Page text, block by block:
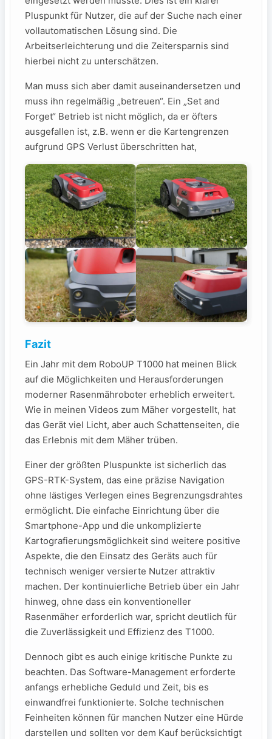
Pluspunkt für Nutzer, die auf ⁣der Suche nach einer
vollautomatischen Lösung sind. Die
Arbeitserleichterung und die Zeitersparnis sind
hierbei nicht zu unterschätzen.
Man muss sich aber damit auseinandersetzen und
muss ihn regelmäßig „betreuen“. Ein „Set and
Forget“ Betrieb ist nicht möglich, da er öfters
ausgefallen ist, z.B. wenn er die Kartengrenzen
aufgrund GPS Verlust überschritten hat,
Fazit
Ein Jahr mit dem ‌RoboUP T1000⁢ hat​ meinen Blick
auf die Möglichkeiten und Herausforderungen
moderner Rasenmähroboter‍ erheblich​ erweitert.
Wie in meinen Videos zum Mäher vorgestellt, hat
das Gerät viel Licht, aber auch Schattenseiten, die
das Erlebnis mit dem Mäher trüben.
Einer der⁤ größten Pluspunkte ist sicherlich das
GPS-RTK-System, das eine präzise Navigation
ohne lästiges Verlegen eines Begrenzungsdrahtes
‍ermöglicht. Die einfache Einrichtung über die
Smartphone-App und die unkomplizierte
Kartografierungsmöglichkeit sind weitere positive
Aspekte, die den Einsatz des Geräts auch für
technisch weniger versierte Nutzer attraktiv
machen. Der kontinuierliche Betrieb über ein Jahr
⁤hinweg, ohne‌ dass ein konventioneller
Rasenmäher erforderlich‌ war, spricht deutlich ⁢für
die Zuverlässigkeit und Effizienz des T1000.
Dennoch gibt es auch einige kritische Punkte zu
beachten. Das Software-Management erforderte
‍anfangs erhebliche‌ Geduld und Zeit,​ bis‍ es
einwandfrei funktionierte. ​Solche technischen
Feinheiten‌ können für manchen Nutzer eine⁣ Hürde
‌darstellen ‌und​ sollten ⁣vor dem Kauf berücksichtigt